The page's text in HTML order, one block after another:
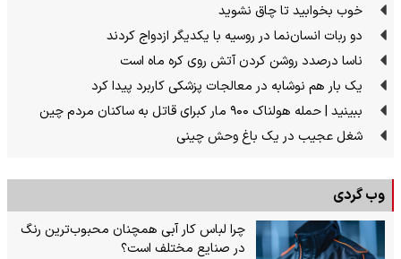
خوب بخوابید تا چاق نشوید
دو ربات انسان‌نما در روسیه با یکدیگر ازدواج کردند
ناسا درصدد روشن کردن آتش روی کره ماه است
یک بار هم نوشابه در معالجات پزشکی کاربرد پیدا کرد
ببینید | حمله هولناک ۹۰۰ مار کبرای قاتل به ساکنان مردم چین
شغل عجیب در یک باغ وحش چینی
وب گردی
چرا لباس کار آبی همچنان محبوب‌ترین رنگ
در صنایع مختلف است؟